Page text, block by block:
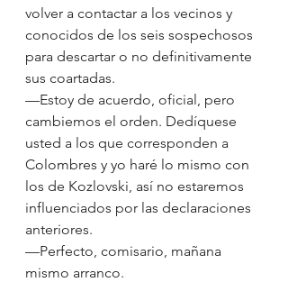
volver a contactar a los vecinos y
conocidos de los seis sospechosos
para descartar o no definitivamente
sus coartadas.
—Estoy de acuerdo, oficial, pero
cambiemos el orden. Dedíquese
usted a los que corresponden a
Colombres y yo haré lo mismo con
los de Kozlovski, así no estaremos
influenciados por las declaraciones
anteriores.
—Perfecto, comisario, mañana
mismo arranco.